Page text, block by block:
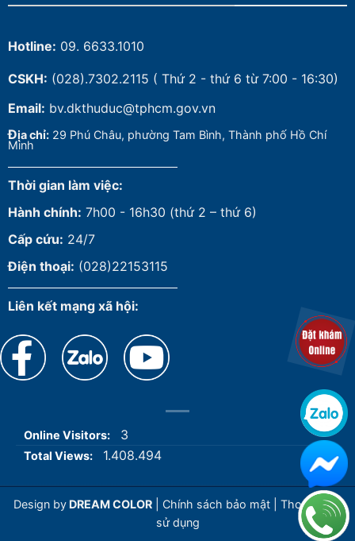
Hotline: 09. 6633.1010
CSKH: (028).7302.2115 ( Thứ 2 - thứ 6 từ 7:00 - 16:30)
Email: bv.dkthuduc@tphcm.gov.vn
Địa chỉ: 29 Phú Châu, phường Tam Bình, Thành phố Hồ Chí
Minh
Thời gian làm việc:
Hành chính: 7h00 - 16h30 (thứ 2 – thứ 6)
Cấp cứu: 24/7
Điện thoại: (028)22153115
Liên kết mạng xã hội:
Online Visitors: 3
Total Views: 1.408.494
Design by DREAM COLOR Chính sách bảo mật
Thoả thuận
sử dụng